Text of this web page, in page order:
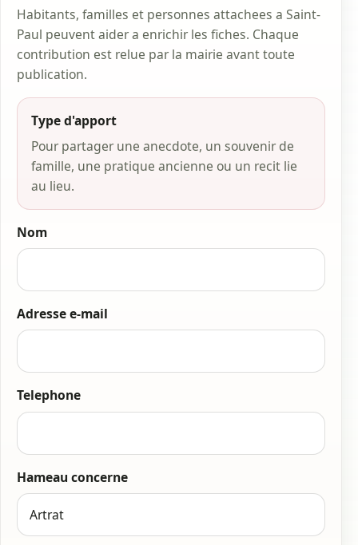
Habitants, familles et personnes attachees a Saint-
Paul peuvent aider a enrichir les fiches. Chaque
contribution est relue par la mairie avant toute
publication.
Type d'apport
Pour partager une anecdote, un souvenir de
famille, une pratique ancienne ou un recit lie
au lieu.
Nom
Adresse e-mail
Telephone
Hameau concerne